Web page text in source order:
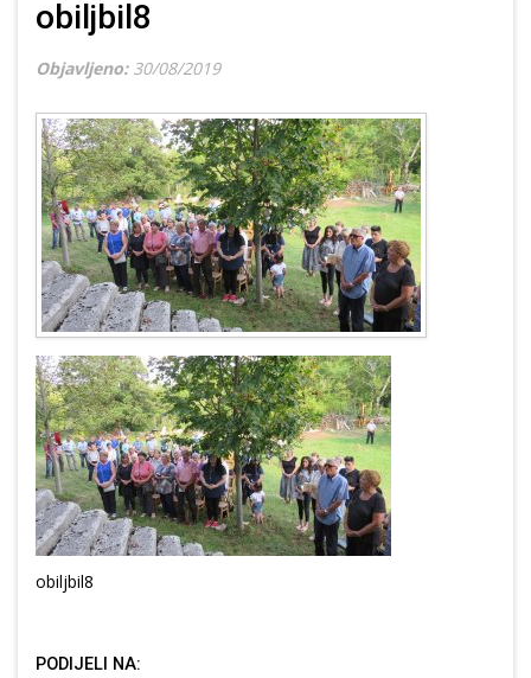
obiljbil8
Objavljeno: 30/08/2019
obiljbil8
PODIJELI NA: